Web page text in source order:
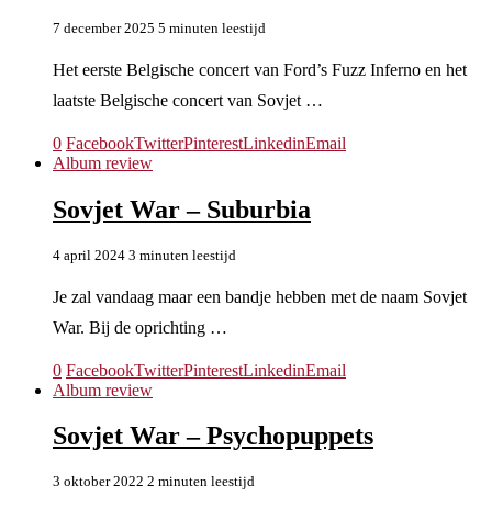
7 december 2025 5 minuten leestijd
Het eerste Belgische concert van Ford’s Fuzz Inferno en het
laatste Belgische concert van Sovjet …
0 FacebookTwitterPinterestLinkedinEmail
Album review
Sovjet War – Suburbia
4 april 2024 3 minuten leestijd
Je zal vandaag maar een bandje hebben met de naam Sovjet
War. Bij de oprichting …
0 FacebookTwitterPinterestLinkedinEmail
Album review
Sovjet War – Psychopuppets
3 oktober 2022 2 minuten leestijd